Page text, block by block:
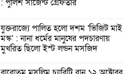
: পুলিশ সার্জেন্ট গ্রেফতার
যুক্তরাজ্যে পালিত হলো দশম ‘ভিজিট মাই
মস্ক’ : নানা ধর্মের মানুষের পদচারণায়
মুখরিত ছিলো ইস্ট লন্ডন মসজিদ